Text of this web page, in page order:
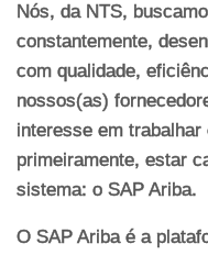
Nós, da NTS,
constantemente,
com qualidade,
nossos(as)
interesse em
primeiramente, estar
sistema: o SAP Ariba.
O SAP Ariba é a